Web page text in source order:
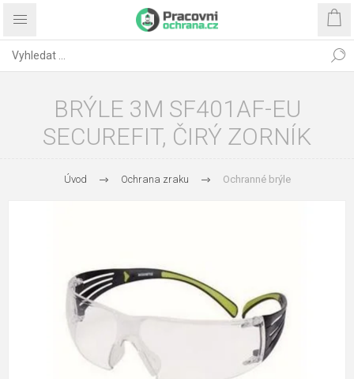
BRÝLE 3M SF401AF-EU
SECUREFIT, ČIRÝ ZORNÍK
Úvod Ochrana zraku Ochranné brýle